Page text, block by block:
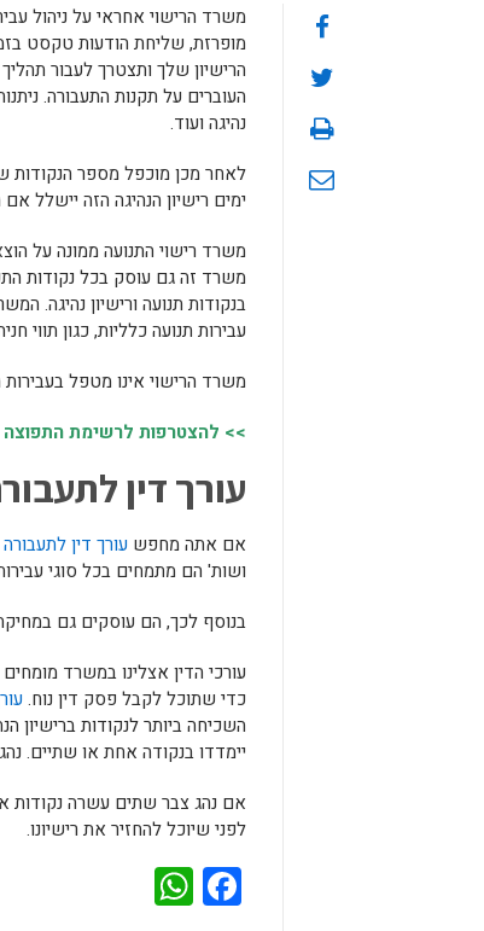
משרד הרישוי אחראי על ניהול
מופרזת, שליחת הודעות טקסט
הרישיון שלך ותצטרך לעבור
העוברים על תקנות התעבורה.
נהיגה ועוד.
לאחר מכן מוכפל מספר הנקודות
ימים רישיון הנהיגה הזה יישלל
משרד רישוי התנועה ממונה על
משרד זה גם עוסק בכל נקודות
בנקודות תנועה ורישיון נהיגה.
עבירות תנועה כלליות, כגון תווי
משרד הרישוי אינו מטפל
>> להצטרפות לרשימת התפוצה
עורך דין
אם אתה מחפשעורך דין
ושות' הם מתמחים בכל סוגי
בנוסף לכך, הם עוסקים גם
עורכי הדין אצלינו במשרד
כדי שתוכל לקבל פסק דין נוח.
השכיחה ביותר לנקודות ברישיון
יימדדו בנקודה אחת או שתיים.
אם נהג צבר שתים עשרה נקודות
לפני שיוכל להחזיר את רישיונו.
Facebook